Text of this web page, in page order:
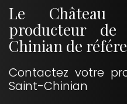
Le Château
producteur
Chinian de
Contactez votre
Saint-Chinian